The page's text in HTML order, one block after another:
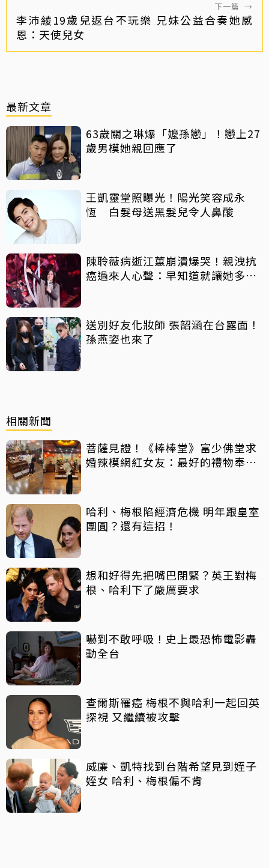
下一篇 →
李沛綾19歲兒返台不玩樂 兄妹公益合奏她感
恩：天使兒女
最新文章
63歲關之琳爆「嬤孫戀」！戀上27
歲男模她親回應了
王凱靈堂照曝光！陽光笑容成永
恆 白髮母送黑髮兒令人鼻酸
陳聆薇病逝江蕙崩潰爆哭！親洩抗
癌過來人心聲：早知道就讓她多化
送別好友化妝師 張韶涵在台露面！
孫燕姿也來了
相關新聞
菩薩見證！《棒棒堂》富少佛堂求
婚辣模網紅女友：最好的禮物奉獻
哈利、梅根陷經濟危機 明年跟皇室
團圓？還有這招！
想和好得先把嘴巴閉緊？英王對梅
根、哈利下了嚴厲要求
嚇到不敢呼吸！史上最恐怖電影轟
動全台
查爾斯罹癌 梅根不與哈利一起回英
探視 又繼續被攻擊
威廉、凱特找到台階希望見到姪子
姪女 哈利、梅根偏不肯